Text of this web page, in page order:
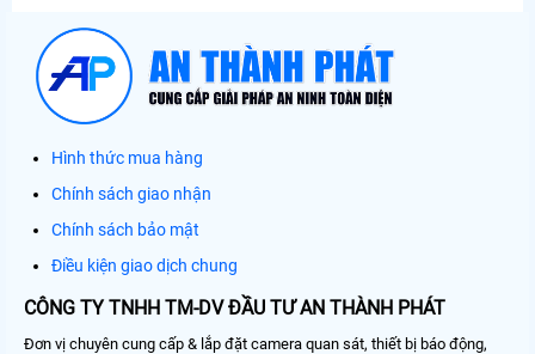
Hình thức mua hàng
Chính sách giao nhận
Chính sách bảo mật
Điều kiện giao dịch chung
CÔNG TY TNHH TM-DV ĐẦU TƯ AN THÀNH PHÁT
Đơn vị chuyên cung cấp & lắp đặt camera quan sát, thiết bị báo động,